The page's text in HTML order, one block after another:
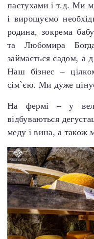
пастухами і т.д. Ми
і вирощуємо
родина, зокрема
та Любомира
займається садом, а
Наш бізнес –
сім`єю. Ми дуже
На фермі – у
відбуваються
меду і вина, а також